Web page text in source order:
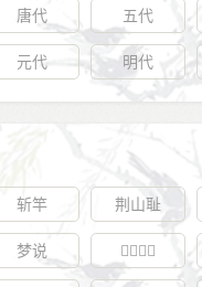
唐代 五代
元代 明代
斩竿 荆山耻
梦说 𧮪言𧮪语